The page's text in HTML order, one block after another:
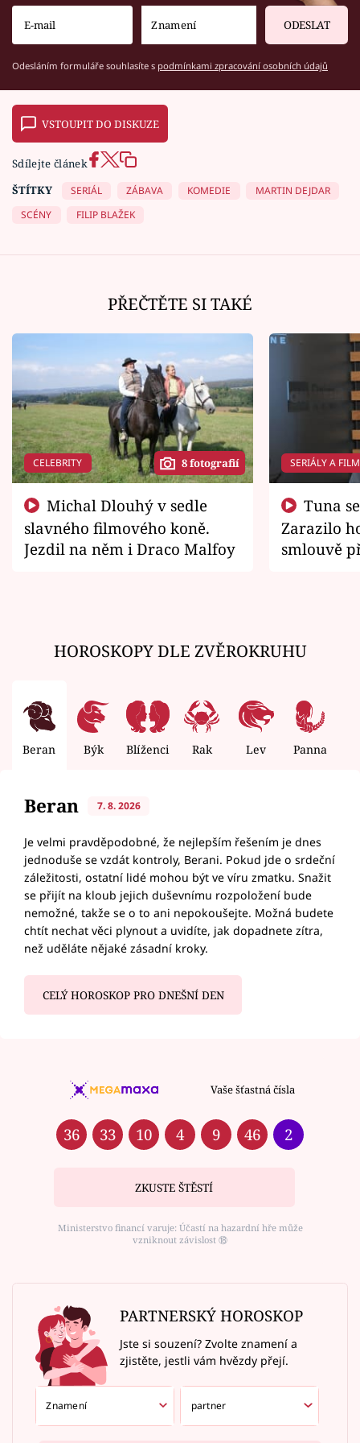
ODESLAT
Odesláním formuláře souhlasíte s podmínkami zpracování osobních údajů
VSTOUPIT DO DISKUZE
Sdílejte článek
ŠTÍTKY
SERIÁL ZÁBAVA KOMEDIE
MARTIN DEJDAR
SCÉNY
FILIP BLAŽEK
PŘEČTĚTE SI TAKÉ
CELEBRITY 8 fotografií
slavného filmového koně.
Jezdil na něm i Draco Malfoy
SERIÁLY A
Zarazilo
smlouvě
HOROSKOPY DLE ZVĚROKRUHU
Beran Býk Blíženci Rak Lev Panna
Beran 7. 8. 2026
Je velmi pravděpodobné, že nejlepším řešením je dnes
jednoduše se vzdát kontroly, Berani. Pokud jde o srdeční
záležitosti, ostatní lidé mohou být ve víru zmatku. Snažit
se přijít na kloub jejich duševnímu rozpoložení bude
nemožné, takže se o to ani nepokoušejte. Možná budete
chtít nechat věci plynout a uvidíte, jak dopadnete zítra,
než uděláte nějaké zásadní kroky.
CELÝ HOROSKOP PRO DNEŠNÍ DEN
Vaše šťastná čísla
36 33 10 4 9 46 2
ZKUSTE ŠTĚSTÍ
Ministerstvo financí varuje: Účastí na hazardní hře může
vzniknout závislost ⑱
PARTNERSKÝ HOROSKOP
Jste si souzení? Zvolte znamení a
zjistěte, jestli vám hvězdy přejí.